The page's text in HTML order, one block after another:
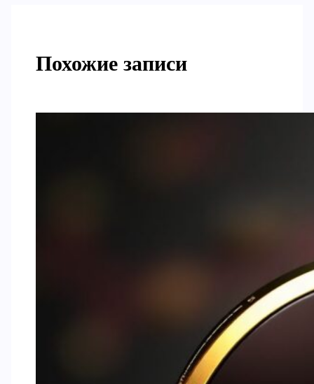
Похожие записи